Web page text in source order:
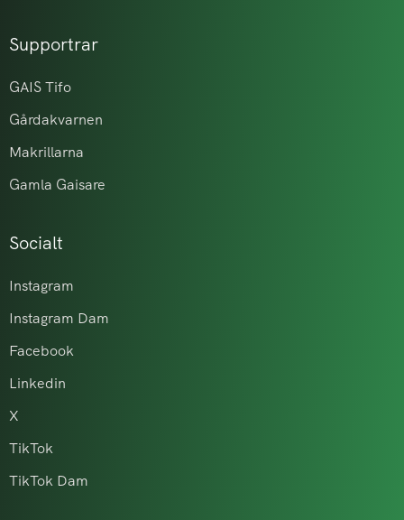
Supportrar
GAIS Tifo
Gårdakvarnen
Makrillarna
Gamla Gaisare
Socialt
Instagram
Instagram Dam
Facebook
Linkedin
X
TikTok
TikTok Dam